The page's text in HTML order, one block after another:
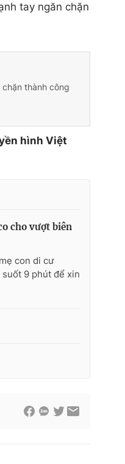
tay ngăn chặn
thành công
hình Việt
cho vượt biên
con di cư
9 phút để xin